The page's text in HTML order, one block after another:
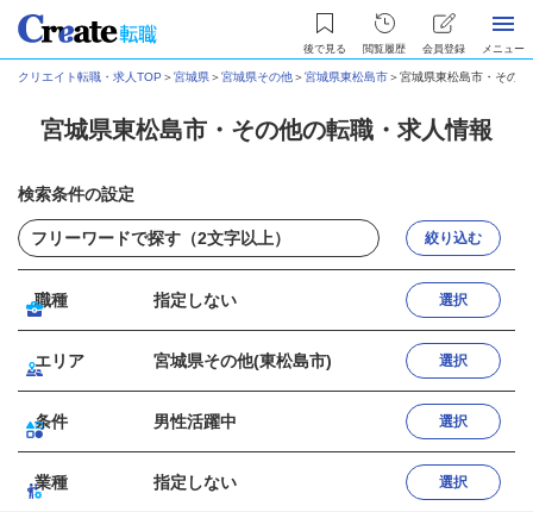
後で見る 閲覧履歴 会員登録 メニュー
クリエイト転職・求人TOP ＞宮城県＞宮城県その他＞宮城県東松島市＞宮城県東松島市・その
宮城県東松島市・その他の転職・求人情報
検索条件の設定
絞り込む
職種 指定しない 選択
エリア 宮城県その他(東松島市) 選択
条件 男性活躍中 選択
業種 指定しない 選択